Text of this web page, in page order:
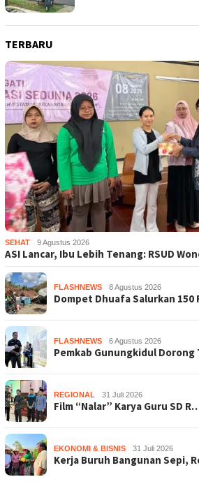
TERBARU
SEHAT 9 Agustus 2026
ASI Lancar, Ibu Lebih Tenang: RSUD
FLASHNEWS 8 Agustus 2026
Dompet Dhuafa Salurkan
FLASHNEWS 6 Agustus 2026
Pemkab Gunungkidul
REGIONAL 31 Juli 2026
Film “Nalar” Karya Guru SD
EKONOMI & BISNIS 31 Juli 2026
Kerja Buruh Bangunan Sepi,